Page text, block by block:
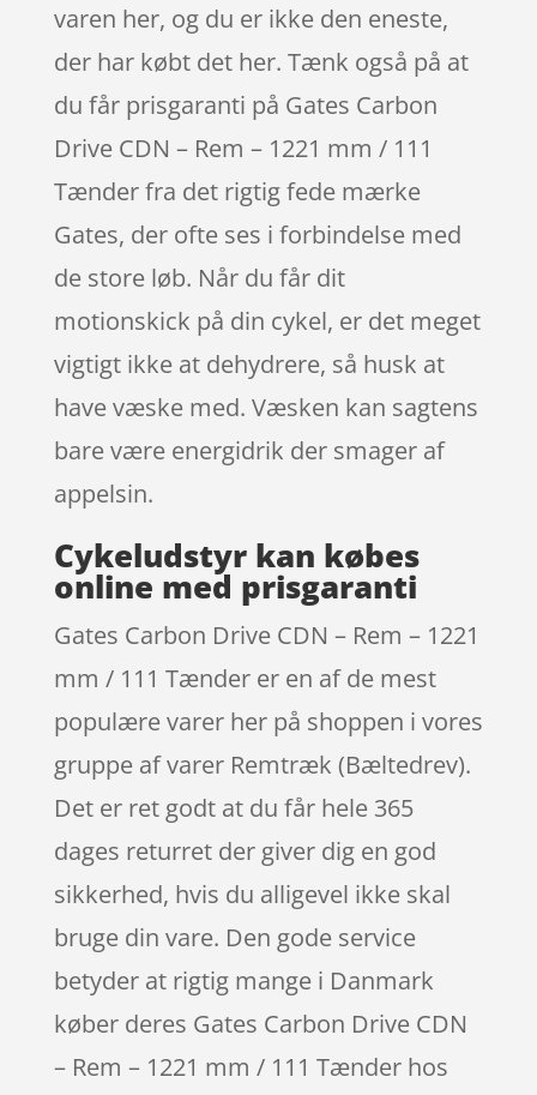
varen her, og du er ikke den eneste,
der har købt det her. Tænk også på at
du får prisgaranti på Gates Carbon
Drive CDN – Rem – 1221 mm / 111
Tænder fra det rigtig fede mærke
Gates, der ofte ses i forbindelse med
de store løb. Når du får dit
motionskick på din cykel, er det meget
vigtigt ikke at dehydrere, så husk at
have væske med. Væsken kan sagtens
bare være energidrik der smager af
appelsin.
Cykeludstyr kan købes
online med prisgaranti
Gates Carbon Drive CDN – Rem – 1221
mm / 111 Tænder er en af de mest
populære varer her på shoppen i vores
gruppe af varer Remtræk (Bæltedrev).
Det er ret godt at du får hele 365
dages returret der giver dig en god
sikkerhed, hvis du alligevel ikke skal
bruge din vare. Den gode service
betyder at rigtig mange i Danmark
køber deres Gates Carbon Drive CDN
– Rem – 1221 mm / 111 Tænder hos